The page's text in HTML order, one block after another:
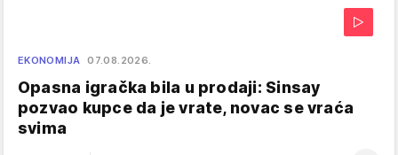
EKONOMIJA 07.08.2026.
Opasna igračka bila u prodaji: Sinsay
pozvao kupce da je vrate, novac se vraća
svima